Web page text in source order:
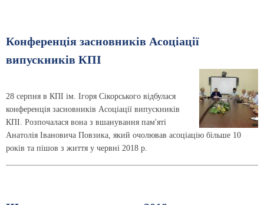
Конференція засновників Асоціації
випускників КПІ
28 серпня в КПІ ім. Ігоря Сікорського відбулася
конференція засновників Асоці­ації випускників
КПІ. Розпочалася вона з вшанування пам'яті
Анатолія Івановича Повзика, який очолював асоціацію більше 10
років та пішов з життя у червні 2018 р.